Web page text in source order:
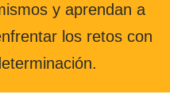
y aprendan a
los retos con